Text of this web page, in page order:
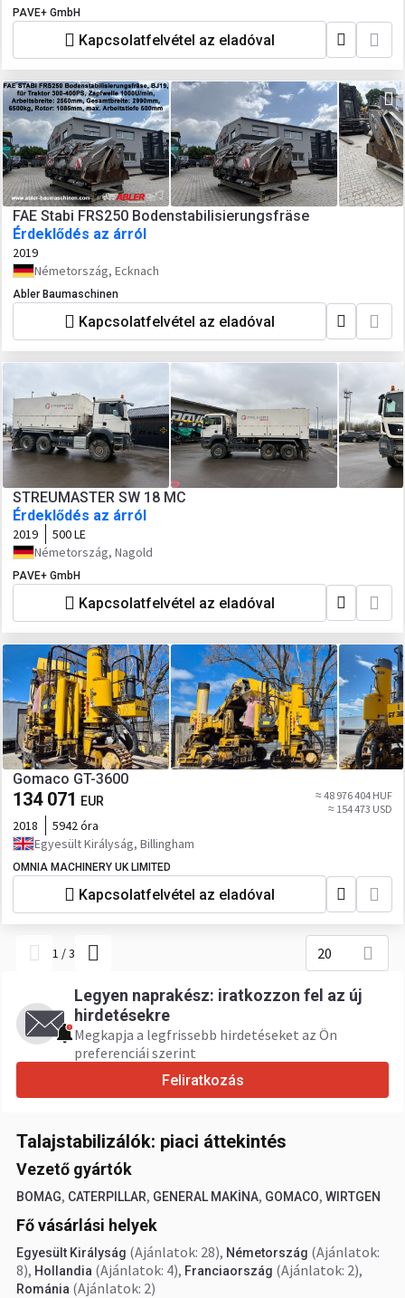
PAVE+ GmbH
Kapcsolatfelvétel az eladóval
FAE Stabi FRS250 Bodenstabilisierungsfräse
Érdeklődés az árról
2019
Németország, Ecknach
Abler Baumaschinen
Kapcsolatfelvétel az eladóval
STREUMASTER SW 18 MC
Érdeklődés az árról
2019
500 LE
Németország, Nagold
PAVE+ GmbH
Kapcsolatfelvétel az eladóval
Gomaco GT-3600
134 071 EUR
≈ 48 976 404 HUF
≈ 154 473 USD
2018
5942 óra
Egyesült Királyság, Billingham
OMNIA MACHINERY UK LIMITED
Kapcsolatfelvétel az eladóval
1 /3 20
Legyen naprakész: iratkozzon fel az új
hirdetésekre
Megkapja a legfrissebb hirdetéseket az Ön
preferenciái szerint
Feliratkozás
Talajstabilizálók: piaci áttekintés
Vezető gyártók
BOMAG, CATERPILLAR, GENERAL MAKİNA, GOMACO, WIRTGEN
Fő vásárlási helyek
Egyesült Királyság (Ajánlatok: 28), Németország (Ajánlatok:
8), Hollandia (Ajánlatok: 4), Franciaország (Ajánlatok: 2),
Románia (Ajánlatok: 2)